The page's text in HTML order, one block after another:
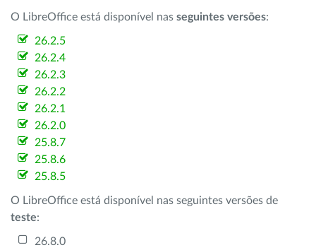
O LibreOffice está disponível nas seguintes versões:
26.2.5
26.2.4
26.2.3
26.2.2
26.2.1
26.2.0
25.8.7
25.8.6
25.8.5
O LibreOffice está disponível nas seguintes versões de
teste:
26.8.0